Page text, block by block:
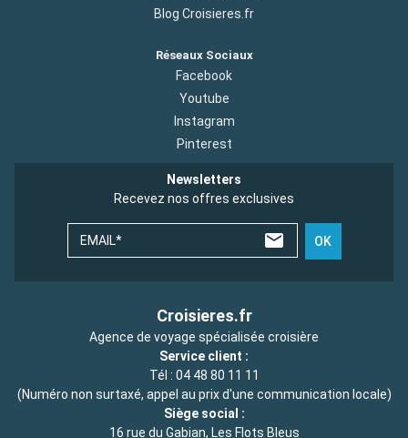
Blog Croisieres.fr
Réseaux Sociaux
Facebook
Youtube
Instagram
Pinterest
Newsletters
Recevez nos offres exclusives
EMAIL* OK
Croisieres.fr
Agence de voyage spécialisée croisière
Service client :
Tél : 04 48 80 11 11
(Numéro non surtaxé, appel au prix d'une communication locale)
Siège social :
16 rue du Gabian, Les Flots Bleus